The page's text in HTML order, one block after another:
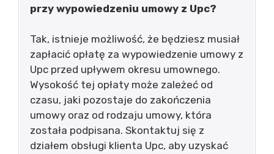
przy wypowiedzeniu umowy z Upc?
Tak, istnieje możliwość, że będziesz musiał
zapłacić opłatę za wypowiedzenie umowy z
Upc przed upływem okresu umownego.
Wysokość tej opłaty może zależeć od
czasu, jaki pozostaje do zakończenia
umowy oraz od rodzaju umowy, która
została podpisana. Skontaktuj się z
działem obsługi klienta Upc, aby uzyskać